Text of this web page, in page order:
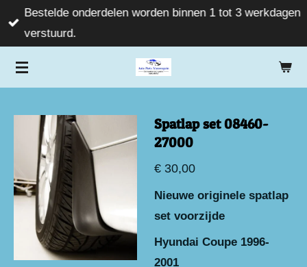
Ga
direct
de
Bestelde onderdelen worden binnen 1 tot 3 werkdagen
verstuurd.
Spatlap set 08460-
27000
€ 30,00
Nieuwe originele spatlap
set voorzijde
Hyundai Coupe 1996-
2001